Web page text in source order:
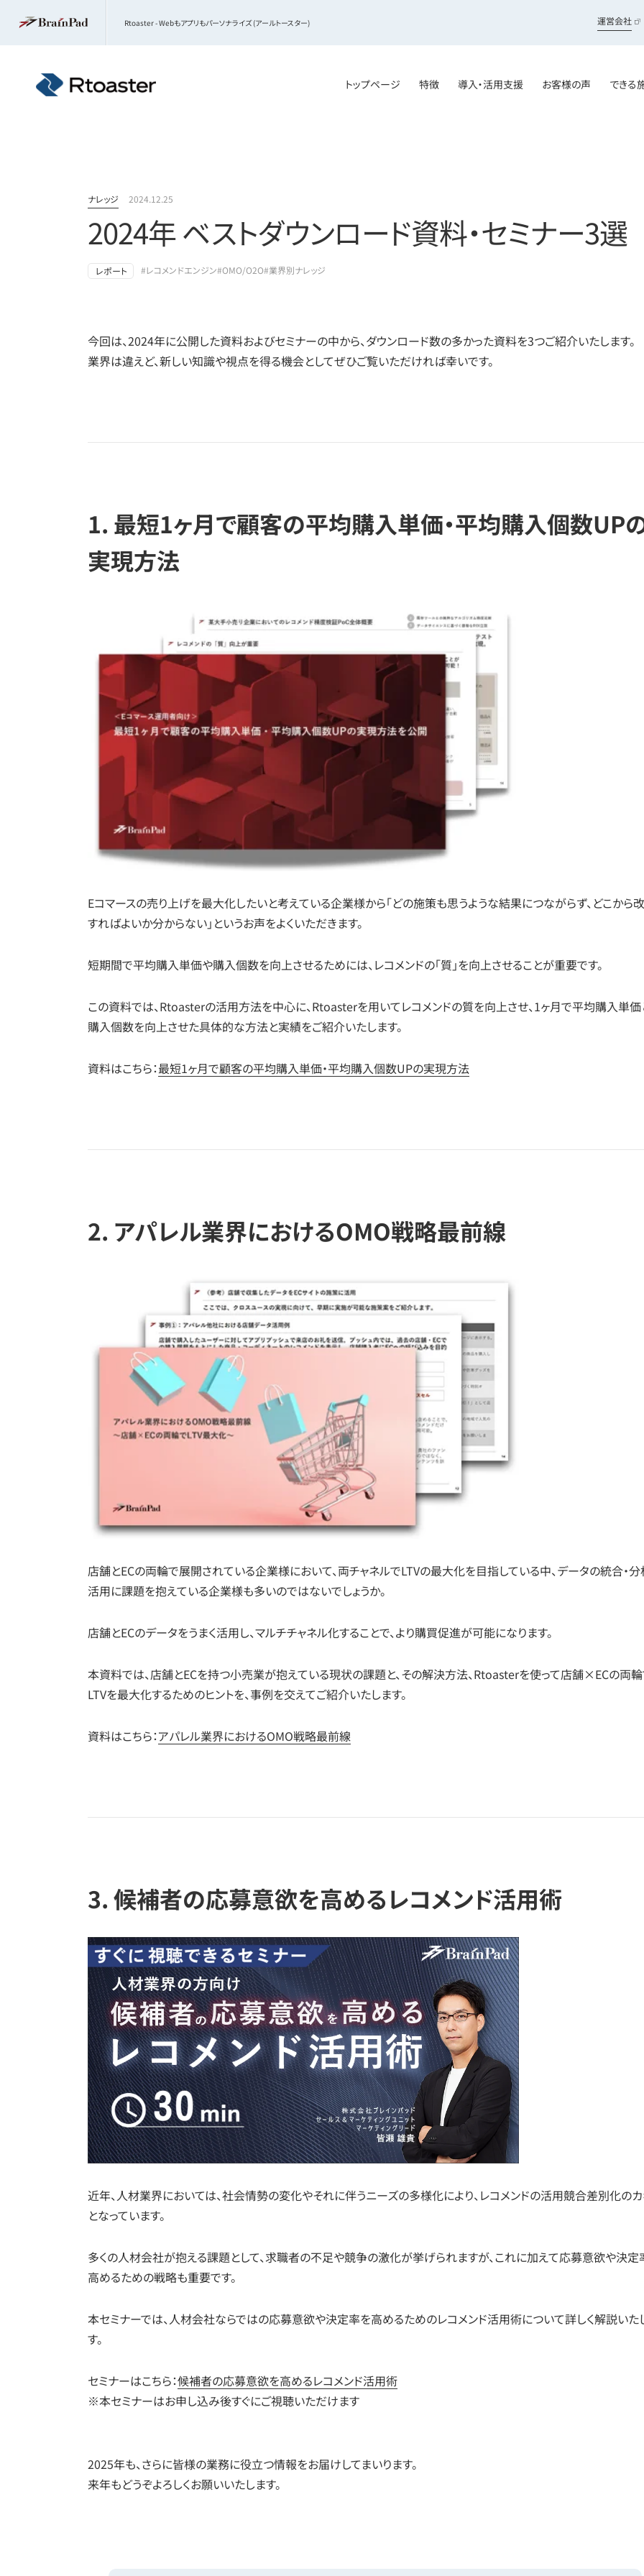
Rtoaster - Webもアプリもパーソナライズ (アールトースター) 運営会社
トップページ 特徴 導入・活用支援 お客様の声 できる
ナレッジ 2024.12.25
2024年 ベストダウンロード資料・セミナー3選
レポート #レコメンドエンジン#OMO/O2O#業界別ナレッジ
今回は、2024年に公開した資料およびセミナーの中から、ダウンロード数の多かった資料を3つご紹介いたします。
業界は違えど、新しい知識や視点を得る機会としてぜひご覧いただければ幸いです。
1. 最短1ヶ月で顧客の平均購入単価・平均購入個数UP
実現方法
Eコマースの売り上げを最大化したいと考えている企業様から「どの施策も思うような結果につながらず、どこから
すればよいか分からない」というお声をよくいただきます。
短期間で平均購入単価や購入個数を向上させるためには、レコメンドの「質」を向上させることが重要です。
この資料では、Rtoasterの活用方法を中心に、Rtoasterを用いてレコメンドの質を向上させ、1ヶ月で平均購入単価
購入個数を向上させた具体的な方法と実績をご紹介いたします。
資料はこちら：最短1ヶ月で顧客の平均購入単価・平均購入個数UPの実現方法
2. アパレル業界におけるOMO戦略最前線
店舗とECの両輪で展開されている企業様において、両チャネルでLTVの最大化を目指している中、データの統合・分
活用に課題を抱えている企業様も多いのではないでしょうか。
店舗とECのデータをうまく活用し、マルチチャネル化することで、より購買促進が可能になります。
本資料では、店舗とECを持つ小売業が抱えている現状の課題と、その解決方法、Rtoasterを使って店舗×ECの両
LTVを最大化するためのヒントを、事例を交えてご紹介いたします。
資料はこちら：アパレル業界におけるOMO戦略最前線
3. 候補者の応募意欲を高めるレコメンド活用術
近年、人材業界においては、社会情勢の変化やそれに伴うニーズの多様化により、レコメンドの活用競合差別化の
となっています。
多くの人材会社が抱える課題として、求職者の不足や競争の激化が挙げられますが、これに加えて応募意欲や決定
高めるための戦略も重要です。
本セミナーでは、人材会社ならではの応募意欲や決定率を高めるためのレコメンド活用術について詳しく解説いた
す。
セミナーはこちら：候補者の応募意欲を高めるレコメンド活用術
※本セミナーはお申し込み後すぐにご視聴いただけます
2025年も、さらに皆様の業務に役立つ情報をお届けしてまいります。
来年もどうぞよろしくお願いいたします。